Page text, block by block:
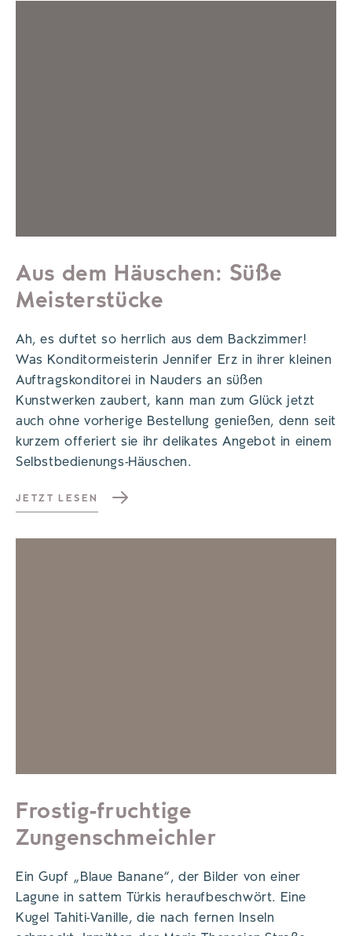
Aus dem Häuschen: Süße
Meisterstücke
Ah, es duftet so herrlich aus dem Backzimmer!
Was Konditormeisterin Jennifer Erz in ihrer kleinen
Auftragskonditorei in Nauders an süßen
Kunstwerken zaubert, kann man zum Glück jetzt
auch ohne vorherige Bestellung genießen, denn seit
kurzem offeriert sie ihr delikates Angebot in einem
Selbstbedienungs-Häuschen.
JETZT LESEN
Frostig-fruchtige
Zungenschmeichler
Ein Gupf „Blaue Banane“, der Bilder von einer
Lagune in sattem Türkis heraufbeschwört. Eine
Kugel Tahiti-Vanille, die nach fernen Inseln